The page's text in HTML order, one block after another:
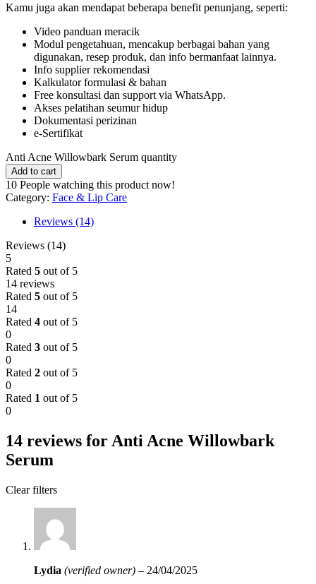
Kamu juga akan mendapat beberapa benefit penunjang, seperti:
Video panduan meracik
Modul pengetahuan, mencakup berbagai bahan yang
digunakan, resep produk, dan info bermanfaat lainnya.
Info supplier rekomendasi
Kalkulator formulasi & bahan
Free konsultasi dan support via WhatsApp.
Akses pelatihan seumur hidup
Dokumentasi perizinan
e-Sertifikat
Anti Acne Willowbark Serum quantity
Add to cart
10 People watching this product now!
Category: Face & Lip Care
Reviews (14)
Reviews (14)
5
Rated 5 out of 5
14 reviews
Rated 5 out of 5
14
Rated 4 out of 5
0
Rated 3 out of 5
0
Rated 2 out of 5
0
Rated 1 out of 5
0
14 reviews for Anti Acne Willowbark
Serum
Clear filters
Lydia (verified owner) – 24/04/2025